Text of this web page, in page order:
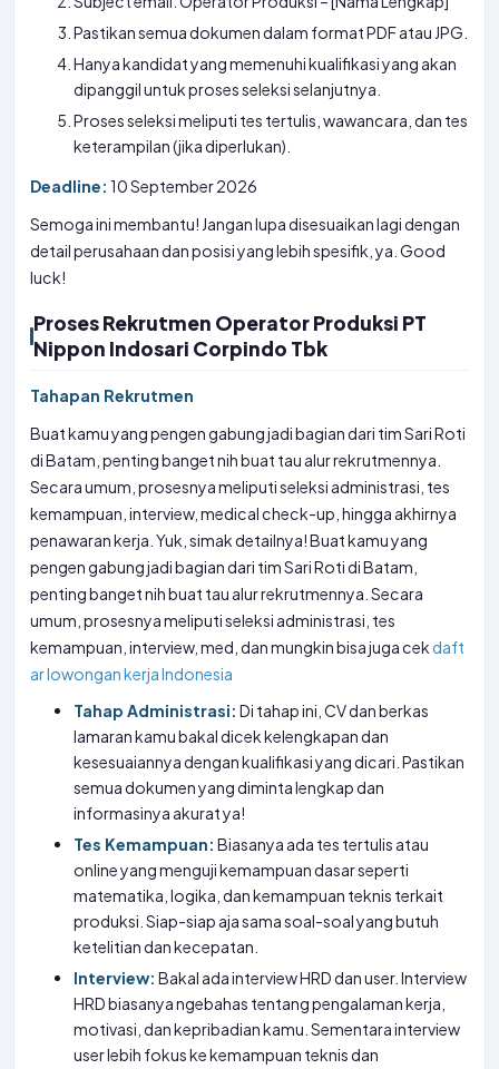
Pastikan semua dokumen dalam format PDF atau JPG.
Hanya kandidat yang memenuhi kualifikasi yang akan
dipanggil untuk proses seleksi selanjutnya.
Proses seleksi meliputi tes tertulis, wawancara, dan tes
keterampilan (jika diperlukan).
Deadline: 10 September 2026
Semoga ini membantu! Jangan lupa disesuaikan lagi dengan
detail perusahaan dan posisi yang lebih spesifik, ya. Good
luck!
Proses Rekrutmen Operator Produksi PT
Nippon Indosari Corpindo Tbk
Tahapan Rekrutmen
Buat kamu yang pengen gabung jadi bagian dari tim Sari Roti
di Batam, penting banget nih buat tau alur rekrutmennya.
Secara umum, prosesnya meliputi seleksi administrasi, tes
kemampuan, interview, medical check-up, hingga akhirnya
penawaran kerja. Yuk, simak detailnya! Buat kamu yang
pengen gabung jadi bagian dari tim Sari Roti di Batam,
penting banget nih buat tau alur rekrutmennya. Secara
umum, prosesnya meliputi seleksi administrasi, tes
kemampuan, interview, med, dan mungkin bisa juga cek daft
ar lowongan kerja Indonesia
Tahap Administrasi: Di tahap ini, CV dan berkas
lamaran kamu bakal dicek kelengkapan dan
kesesuaiannya dengan kualifikasi yang dicari. Pastikan
semua dokumen yang diminta lengkap dan
informasinya akurat ya!
Tes Kemampuan: Biasanya ada tes tertulis atau
online yang menguji kemampuan dasar seperti
matematika, logika, dan kemampuan teknis terkait
produksi. Siap-siap aja sama soal-soal yang butuh
ketelitian dan kecepatan.
Interview: Bakal ada interview HRD dan user. Interview
HRD biasanya ngebahas tentang pengalaman kerja,
motivasi, dan kepribadian kamu. Sementara interview
user lebih fokus ke kemampuan teknis dan